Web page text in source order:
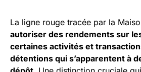
La ligne rouge tracée par la
autoriser des rendements sur
certaines activités et
détentions qui s’apparentent à